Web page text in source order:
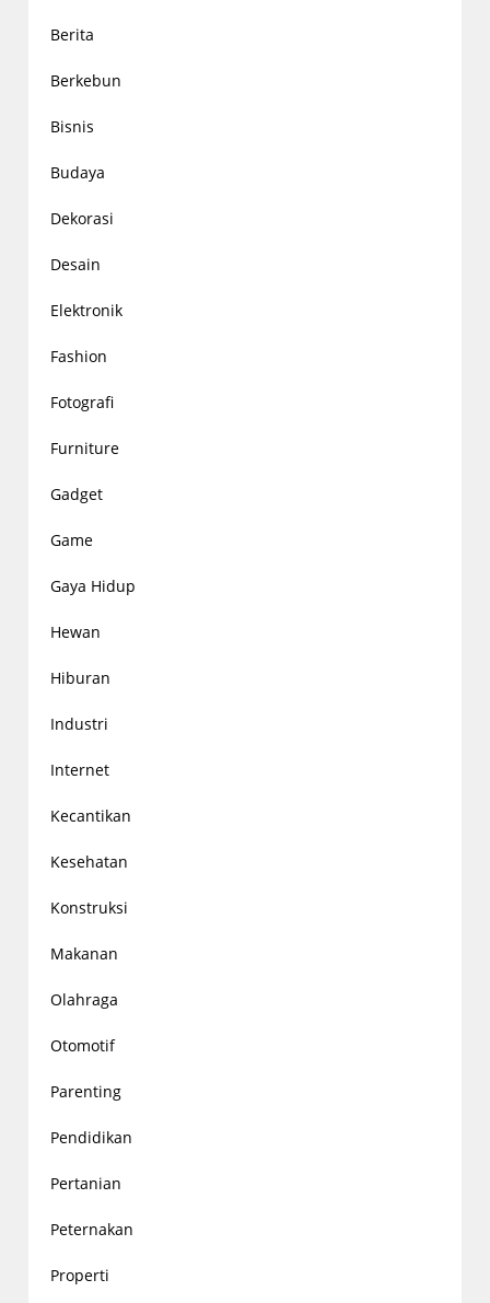
Berita
Berkebun
Bisnis
Budaya
Dekorasi
Desain
Elektronik
Fashion
Fotografi
Furniture
Gadget
Game
Gaya Hidup
Hewan
Hiburan
Industri
Internet
Kecantikan
Kesehatan
Konstruksi
Makanan
Olahraga
Otomotif
Parenting
Pendidikan
Pertanian
Peternakan
Properti